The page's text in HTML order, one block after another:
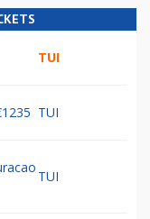
TUI
TUI
TUI